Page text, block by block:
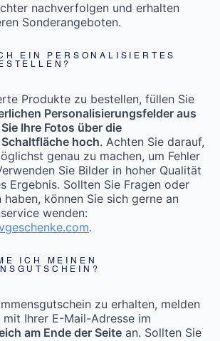
nachverfolgen und erhalten
Sonderangeboten.
EIN PERSONALISIERTES
Produkte zu bestellen, füllen Sie
Personalisierungsfelder aus
Ihre Fotos über die
hoch. Achten Sie darauf,
genau zu machen, um Fehler
Sie Bilder in hoher Qualität
Ergebnis. Sollten Sie Fragen oder
können Sie sich gerne an
wenden:
.
ICH MEINEN
zu erhalten, melden
mit Ihrer E-Mail-Adresse im
am Ende der Seite an. Sollten Sie